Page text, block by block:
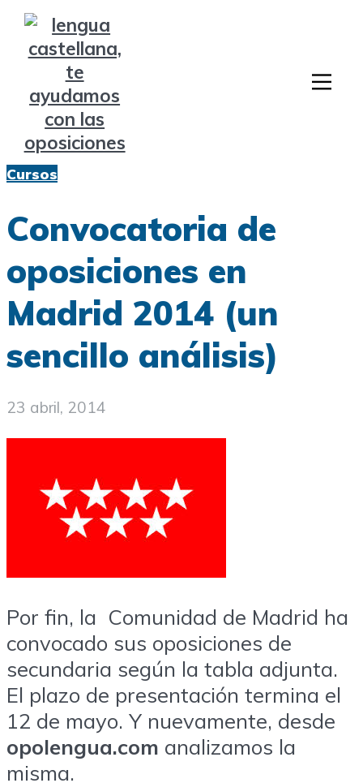
Cursos
Convocatoria de
oposiciones en
Madrid 2014 (un
sencillo análisis)
23 abril, 2014
Por fin, la Comunidad de Madrid ha
convocado sus oposiciones de
secundaria según la tabla adjunta.
El plazo de presentación termina el
12 de mayo. Y nuevamente, desde
opolengua.com analizamos la
misma.